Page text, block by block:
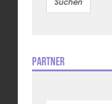
Partner